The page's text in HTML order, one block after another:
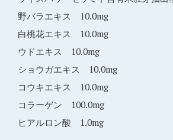
野バラエキス 10.0mg
白桃花エキス 10.0mg
ウドエキス 10.0mg
ショウガエキス 10.0mg
コウキエキス 10.0mg
コラーゲン 100.0mg
ヒアルロン酸 1.0mg